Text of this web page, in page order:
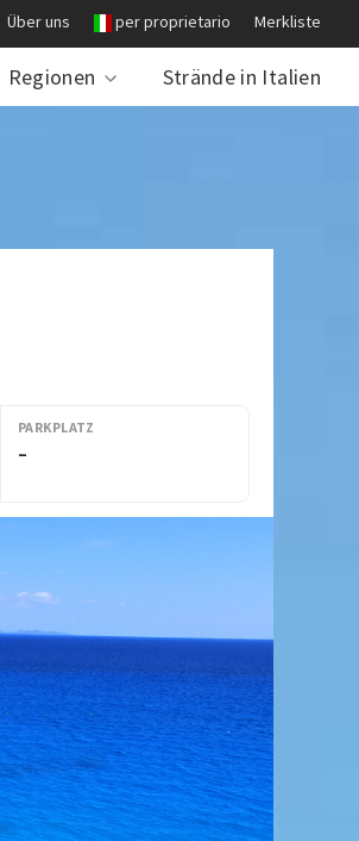
Über uns per proprietario Merkliste
Regionen Strände in Italien
PARKPLATZ
–